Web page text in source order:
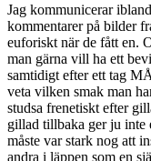
Jag kommunicerar
kommentarer på bilder
euforiskt när de fått en.
man gärna vill ha ett
samtidigt efter ett tag
veta vilken smak man
studsa frenetiskt efter
gillad tillbaka ger ju inte
måste var stark nog att
andra i läppen som en